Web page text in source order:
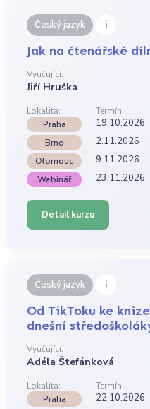
Český jazyk i
Jak na čtenářské
Vyučující:
Jiří Hruška
Lokalita:
Termín:
Praha
19.10.2026
Brno 2.11.2026
Olomouc 9.11.2026
Webinář 23.11.2026
Detail kurzu
Český jazyk i
Od TikToku ke
dnešní
Vyučující:
Adéla Štefánková
Lokalita:
Termín:
Praha
22.10.2026